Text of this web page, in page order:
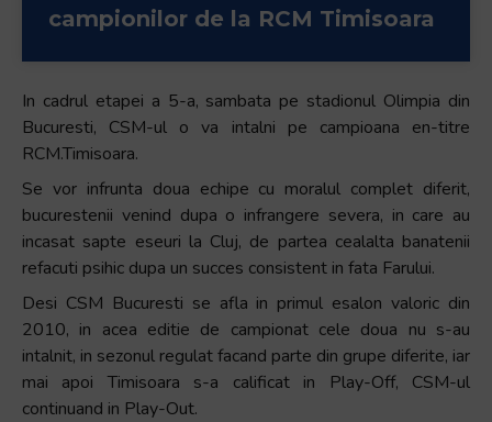
Accessibility
screen
reader,
press
This
shortcut
activates
the
screen
reader
campionilor de la RCM Timisoara
In cadrul etapei a 5-a, sambata pe stadionul Olimpia din
Bucuresti, CSM-ul o va intalni pe campioana en-titre
RCM.Timisoara.
Se vor infrunta doua echipe cu moralul complet diferit,
bucurestenii venind dupa o infrangere severa, in care au
incasat sapte eseuri la Cluj, de partea cealalta banatenii
refacuti psihic dupa un succes consistent in fata Farului.
Desi CSM Bucuresti se afla in primul esalon valoric din
2010, in acea editie de campionat cele doua nu s-au
intalnit, in sezonul regulat facand parte din grupe diferite, iar
mai apoi Timisoara s-a calificat in Play-Off, CSM-ul
continuand in Play-Out.